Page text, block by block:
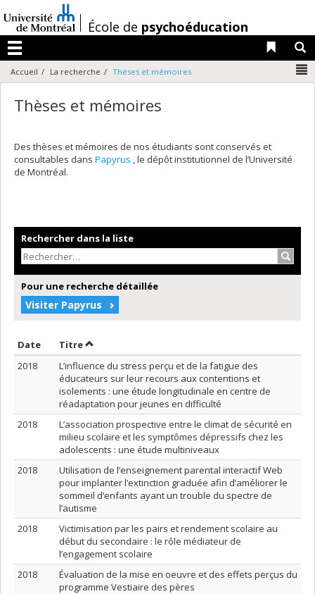
au
contenu
/École de psychoéducation
Menu
Liens
Accueil La recherche Thèses et mémoires
Thèses et mémoires
Des thèses et mémoires de nos étudiants sont conservés et
consultables dans Papyrus , le dépôt institutionnel de l’Université
de Montréal.
Rechercher dans la liste
Pour une recherche détaillée
Visiter Papyrus
Date Trier par date en ordre croissant
TitreTrier par titre en ordre croissant
2018
L’influence du stress perçu et de la fatigue des
éducateurs sur leur recours aux contentions et
isolements : une étude longitudinale en centre de
réadaptation pour jeunes en difficulté
2018
L’association prospective entre le climat de sécurité en
milieu scolaire et les symptômes dépressifs chez les
adolescents : une étude multiniveaux
2018
Utilisation de l’enseignement parental interactif Web
pour implanter l’extinction graduée afin d’améliorer le
sommeil d’enfants ayant un trouble du spectre de
l’autisme
2018
Victimisation par les pairs et rendement scolaire au
début du secondaire : le rôle médiateur de
l’engagement scolaire
2018
Évaluation de la mise en oeuvre et des effets perçus du
programme Vestiaire des pères